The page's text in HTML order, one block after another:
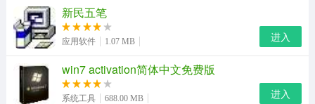
新民五笔
应用软件 1.07 MB 进入
win7 activation简体中文免费版
系统工具 688.00 MB 进入